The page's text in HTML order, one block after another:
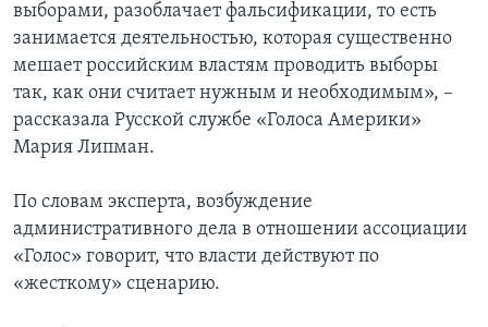
выборами, разоблачает фальсификации, то есть
занимается деятельностью, которая существенно
мешает российским властям проводить выборы
так, как они считает нужным и необходимым», –
рассказала Русской службе «Голоса Америки»
Мария Липман.
По словам эксперта, возбуждение
административного дела в отношении ассоциации
«Голос» говорит, что власти действуют по
«жесткому» сценарию.